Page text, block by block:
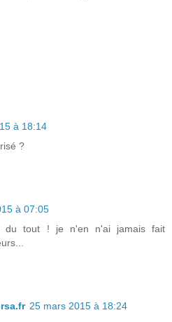
à 18:14
?
à 07:05
du tout ! je n'en n'ai jamais fait
25 mars 2015 à 18:24